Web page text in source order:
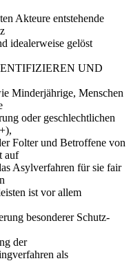
Akteure entstehende
idealerweise gelöst
UND
Minderjährige, Menschen
oder geschlechtlichen
Folter und Betroffene von
auf
Asylverfahren für sie fair
ist vor allem
besonderer Schutz-
der
als